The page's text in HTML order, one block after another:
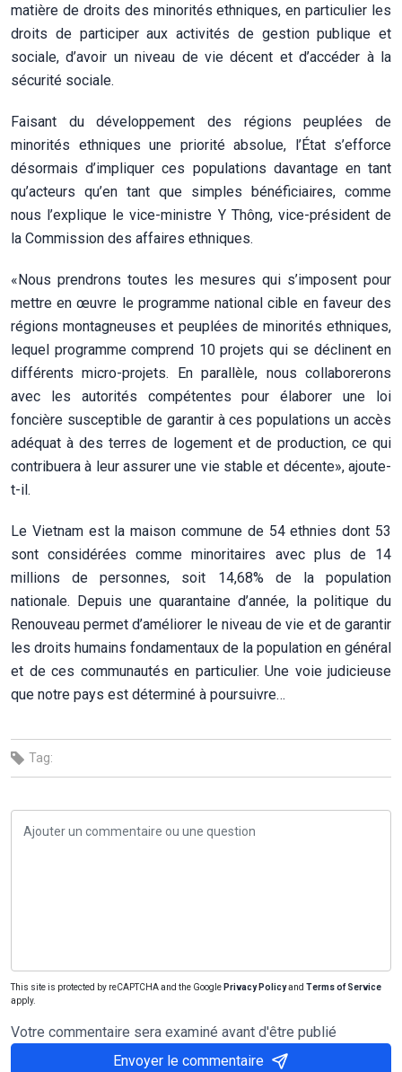
matière de droits des minorités ethniques, en particulier les
droits de participer aux activités de gestion publique et
sociale, d’avoir un niveau de vie décent et d’accéder à la
sécurité sociale.
Faisant du développement des régions peuplées de
minorités ethniques une priorité absolue, l’État s’efforce
désormais d’impliquer ces populations davantage en tant
qu’acteurs qu’en tant que simples bénéficiaires, comme
nous l’explique le vice-ministre Y Thông, vice-président de
la Commission des affaires ethniques.
«Nous prendrons toutes les mesures qui s’imposent pour
mettre en œuvre le programme national cible en faveur des
régions montagneuses et peuplées de minorités ethniques,
lequel programme comprend 10 projets qui se déclinent en
différents micro-projets. En parallèle, nous collaborerons
avec les autorités compétentes pour élaborer une loi
foncière susceptible de garantir à ces populations un accès
adéquat à des terres de logement et de production, ce qui
contribuera à leur assurer une vie stable et décente», ajoute-
t-il.
Le Vietnam est la maison commune de 54 ethnies dont 53
sont considérées comme minoritaires avec plus de 14
millions de personnes, soit 14,68% de la population
nationale. Depuis une quarantaine d’année, la politique du
Renouveau permet d’améliorer le niveau de vie et de garantir
les droits humains fondamentaux de la population en général
et de ces communautés en particulier. Une voie judicieuse
que notre pays est déterminé à poursuivre…
Tag:
This site is protected by reCAPTCHA and the Google Privacy Policyand Terms of Service
apply.
Votre commentaire sera examiné avant d'être publié
Envoyer le commentaire